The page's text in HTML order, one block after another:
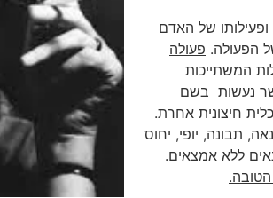
של האדם
הפעולה. פעולה
המשתייכות
נעשות בשם
חיצונית אחרת.
תבונה, יופי, יחוס
ללא אמצאים.